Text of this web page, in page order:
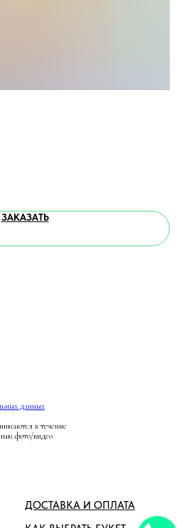
ЗАКАЗАТЬ
данных
в течение
фото/видео
ДОСТАВКА И ОПЛАТА